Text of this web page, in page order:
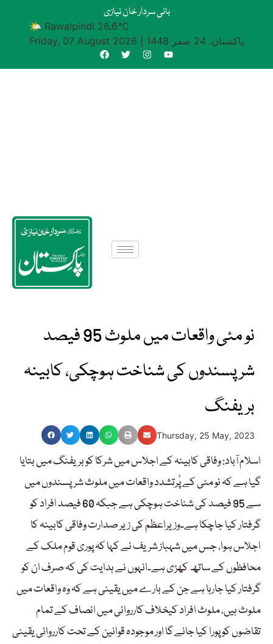
بانی سردار خان نیازی
🌤 Rawalpindi 26.6°C
Friday, 07 August 2026
پاکستان: 24 صفر 1448
نو مئی واقعات میں ملوث 95 فیصد
شرپسندوں کی شناخت ہوچکی، کابینہ
بریفنگ
Thursday, 25 May, 2023
اسلام آباد: وفاقی کابینہ کے اجلاس میں شرکا کو بریفنگ میں بتایا
گیا ہے کہ نو مئی کے پُرتشدد واقعات میں ملوث شرپسندوں میں
سے 95 فیصد کی شناخت ہوچکی ہے جبکہ 60 فیصد افراد کو
گرفتار کیا جاچکا ہے۔وزیراعظم کی زیر صدارت وفاقی کابینہ کا
اجلاس ہوا، جس میں شہباز شریف نے کہا کہ پوری قوم ملک کے
محافظوں کے ساتھ کھڑی ہے۔انہوں نے ہدایت کی کہ صرف ان کو
گرفتار کیا جارہا ہے جن کے بارے میں یقینی ہے کہ وہ واقعات میں
ملوث ہیں، ملوث افراد کیخلاف کارروائی میں انصاف کے تمام
تقاضوں کو پورا کیا جائے گا اور موجودہ قوانین کے تحت کارروائی یقینی